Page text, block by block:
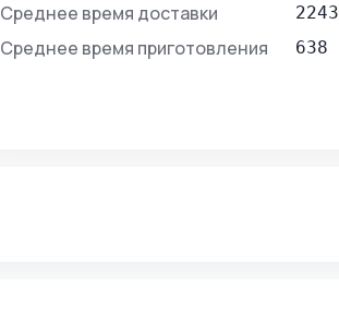
Среднее время доставки 2243
Среднее время приготовления 638